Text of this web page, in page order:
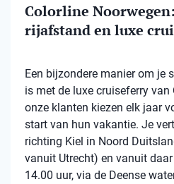
Colorline
rijafstand en luxe
Een bijzondere manier om je
is met de luxe cruiseferry van
onze klanten kiezen elk jaar
start van hun vakantie. Je
richting Kiel in Noord
vanuit Utrecht) en vanuit
14.00 uur, via de Deense